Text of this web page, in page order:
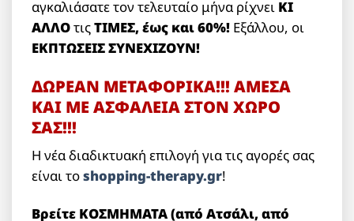
αγκαλιάσατε τον τελευταίο μήνα ρίχνει ΚΙ
ΑΛΛΟτιςΤΙΜΕΣ, έως και 60%! Εξάλλου, οι
ΕΚΠΤΩΣΕΙΣ ΣΥΝΕΧΙΖΟΥΝ!
ΔΩΡΕΑΝ ΜΕΤΑΦΟΡΙΚΑ!!! ΑΜΕΣΑ
ΚΑΙ ΜΕ ΑΣΦΑΛΕΙΑ ΣΤΟΝ ΧΩΡΟ
ΣΑΣ!!!
Η νέα διαδικτυακή επιλογή για τις αγορές σας
είναι τοshopping-therapy.gr!
Βρείτε ΚΟΣΜΗΜΑΤΑ (από Ατσάλι, από